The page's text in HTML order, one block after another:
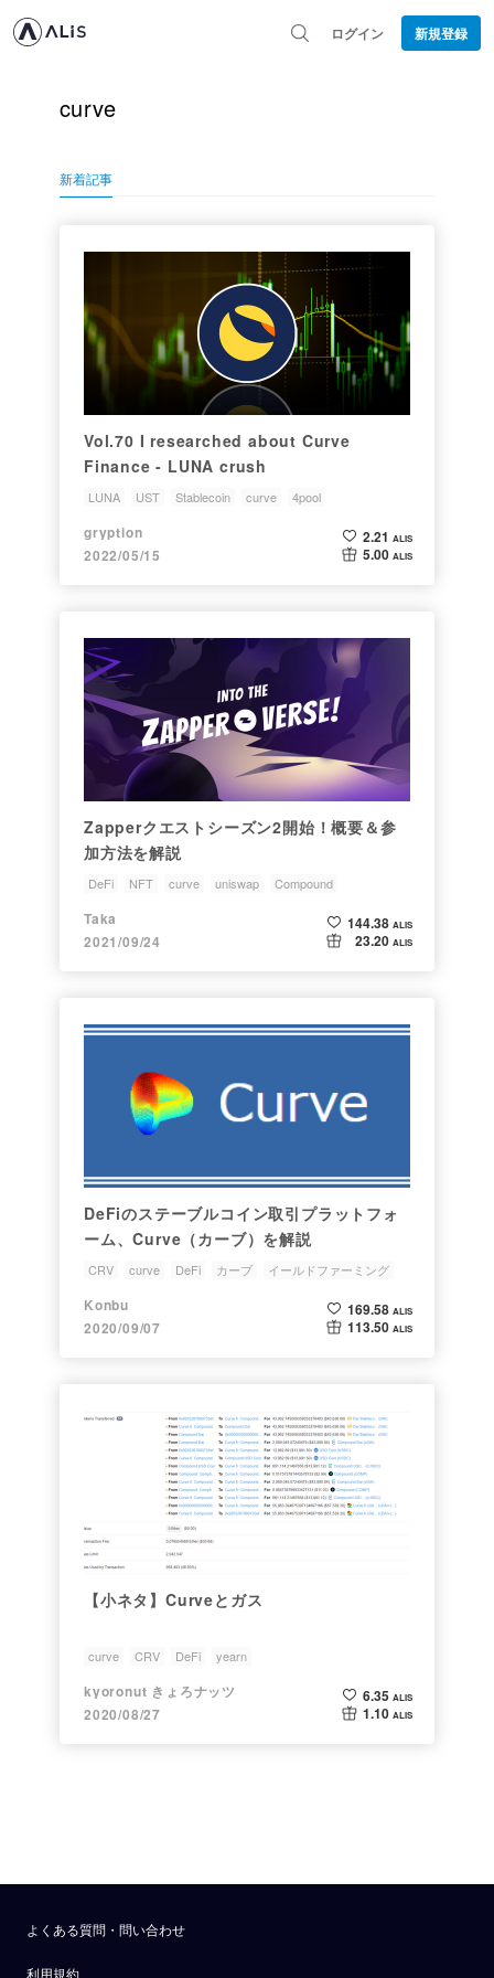
ログイン 新規登録
curve
新着記事
Vol.70 I researched about Curve
Finance - LUNA crush
LUNA UST Stablecoin curve 4pool
gryption
2022/05/15
2.21 ALIS
5.00 ALIS
Zapperクエストシーズン2開始！概要＆参
加方法を解説
DeFi NFT curve uniswap Compound
Taka
2021/09/24
144.38 ALIS
23.20 ALIS
DeFiのステーブルコイン取引プラットフォ
ーム、Curve（カーブ）を解説
CRV curve DeFi カーブ イールドファーミング
Konbu
2020/09/07
169.58 ALIS
113.50 ALIS
【小ネタ】Curveとガス
curve CRV DeFi yearn
kyoronut きょろナッツ
2020/08/27
6.35 ALIS
1.10 ALIS
よくある質問・問い合わせ
利用規約